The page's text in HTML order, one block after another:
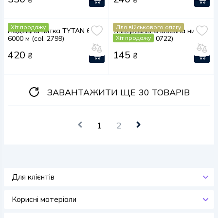
Хіт продажу
Надміцна нитка TYTAN 60E,
6000 м (col. 2799)
420 ₴
Для військового одягу
Хіт продажу
Універсальна швейна нитка
VIGA 80 (col. 0722)
145 ₴
ЗАВАНТАЖИТИ ЩЕ 30 ТОВАРІВ
1 2
Для клієнтів
Корисні матеріали